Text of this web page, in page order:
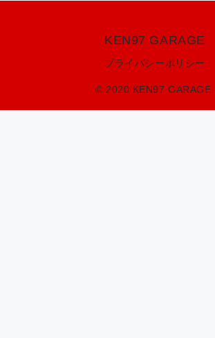
KEN97 GARAGE
プライバシーポリシー
© 2020 KEN97 GARAGE.